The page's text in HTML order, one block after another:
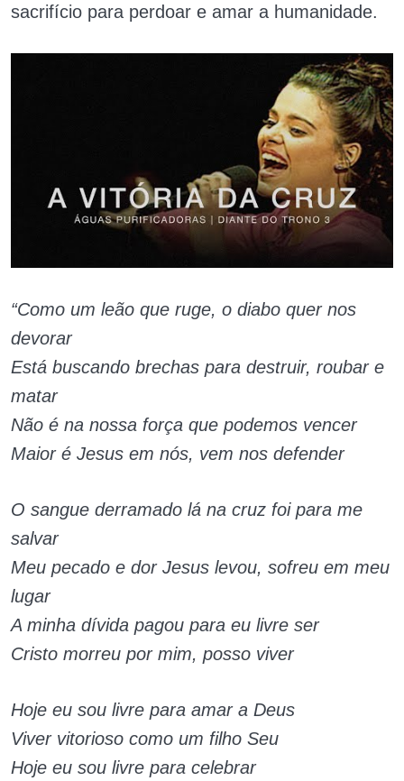
sacrifício para perdoar e amar a humanidade.
“Como um leão que ruge, o diabo quer nos
devorar
Está buscando brechas para destruir, roubar e
matar
Não é na nossa força que podemos vencer
Maior é Jesus em nós, vem nos defender
O sangue derramado lá na cruz foi para me
salvar
Meu pecado e dor Jesus levou, sofreu em meu
lugar
A minha dívida pagou para eu livre ser
Cristo morreu por mim, posso viver
Hoje eu sou livre para amar a Deus
Viver vitorioso como um filho Seu
Hoje eu sou livre para celebrar